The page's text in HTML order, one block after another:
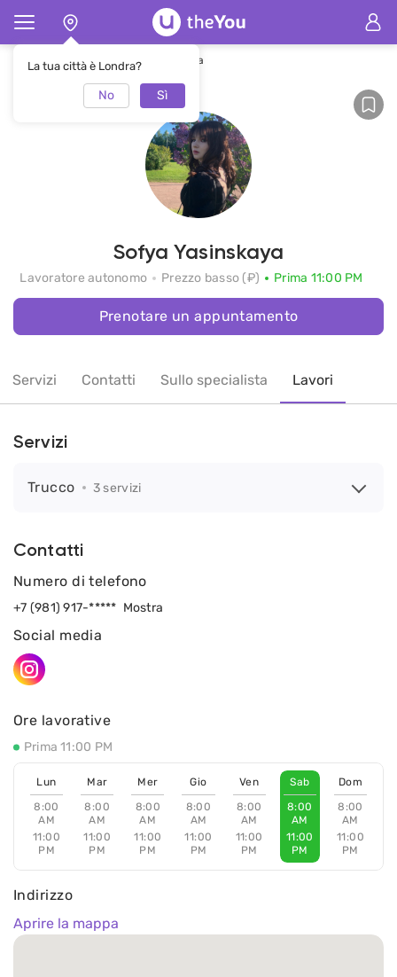
La tua città è Londra?
No Sì
Pagina principale Sofya Yasinskaya
Sofya Yasinskaya
Lavoratore autonomo Prezzo basso (₽) Prima 11:00 PM
Prenotare un appuntamento
Servizi Contatti Sullo specialista Lavori
Servizi
Trucco 3 servizi
Contatti
Indirizzo
Aprire la mappa
Ore lavorative
Prima 11:00 PM
Lun
8:00
AM
11:00
PM
Mar
8:00
AM
11:00
PM
Mer
8:00
AM
11:00
PM
Gio
8:00
AM
11:00
PM
Ven
8:00
AM
11:00
PM
Sab
8:00
AM
11:00
PM
Dom
8:00
AM
11:00
PM
Numero di telefono
+7 (981) 917-***** Mostra
Social media